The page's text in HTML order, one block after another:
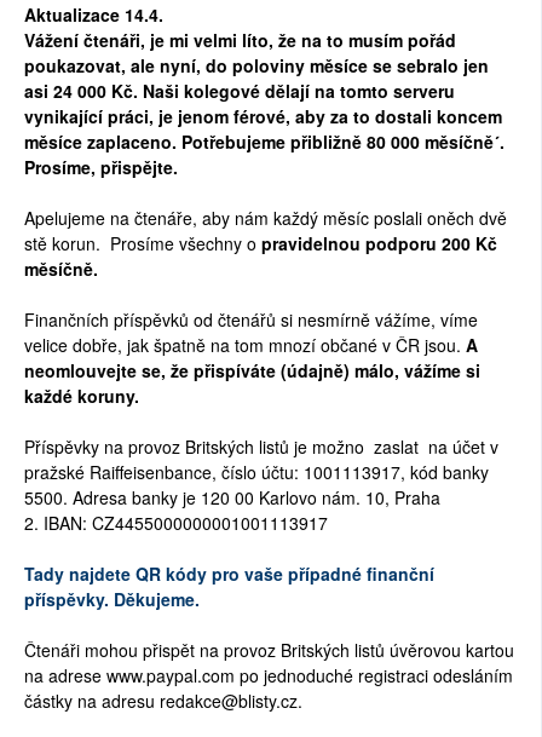
Aktualizace 14.4.
Vážení čtenáři, je mi velmi líto, že na to musím pořád
poukazovat, ale nyní, do poloviny měsíce se sebralo jen
asi 24 000 Kč. Naši kolegové dělají na tomto serveru
vynikající práci, je jenom férové, aby za to dostali koncem
měsíce zaplaceno. Potřebujeme přibližně 80 000 měsíčně´.
Prosíme, přispějte.
Apelujeme na čtenáře, aby nám každý měsíc poslali oněch dvě
stě korun. Prosíme všechny o pravidelnou podporu 200 Kč
měsíčně.
Finančních příspěvků od čtenářů si nesmírně vážíme, víme
velice dobře, jak špatně na tom mnozí občané v ČR jsou. A
neomlouvejte se, že přispíváte (údajně) málo, vážíme si
každé koruny.
Příspěvky na provoz Britských listů je možno zaslat na účet v
pražské Raiffeisenbance, číslo účtu: 1001113917, kód banky
5500. Adresa banky je 120 00 Karlovo nám. 10, Praha
2. IBAN: CZ4455000000001001113917
Tady najdete QR kódy pro vaše případné finanční
příspěvky. Děkujeme.
Čtenáři mohou přispět na provoz Britských listů úvěrovou kartou
na adrese www.paypal.com po jednoduché registraci odesláním
částky na adresu redakce@blisty.cz.